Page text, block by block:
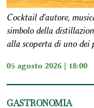
Cocktail d'autore,
simbolo della
alla scoperta di uno
05 agosto 2026 | 18:00
GASTRONOMIA